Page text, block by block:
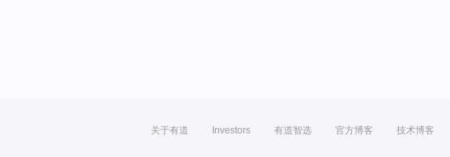
关于有道 Investors 有道智选 官方博客 技术博客